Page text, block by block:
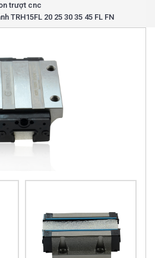
trượt cnc
TRH15FL 20 25 30 35 45 FL FN